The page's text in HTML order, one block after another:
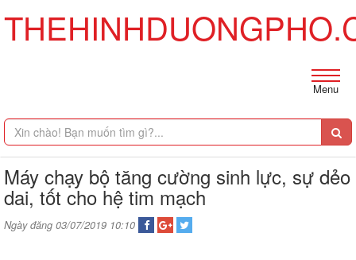
Menu
Máy chạy bộ tăng cường sinh lực, sự dẻo
dai, tốt cho hệ tim mạch
Ngày đăng 03/07/2019 10:10